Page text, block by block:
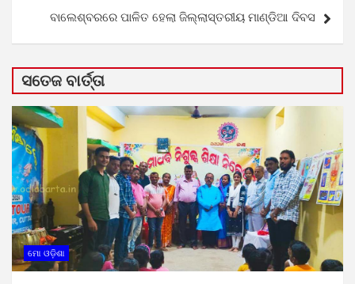
ବାଲେଶ୍ବରରେ ପାଳିତ ହେଲା ଜିଲ୍ଲାସ୍ତରୀୟ ମାଣ୍ଡିଆ ଦିବସ
ସତେଜ ବାର୍ତ୍ତା
ମୋ ଓଡ଼ିଶା